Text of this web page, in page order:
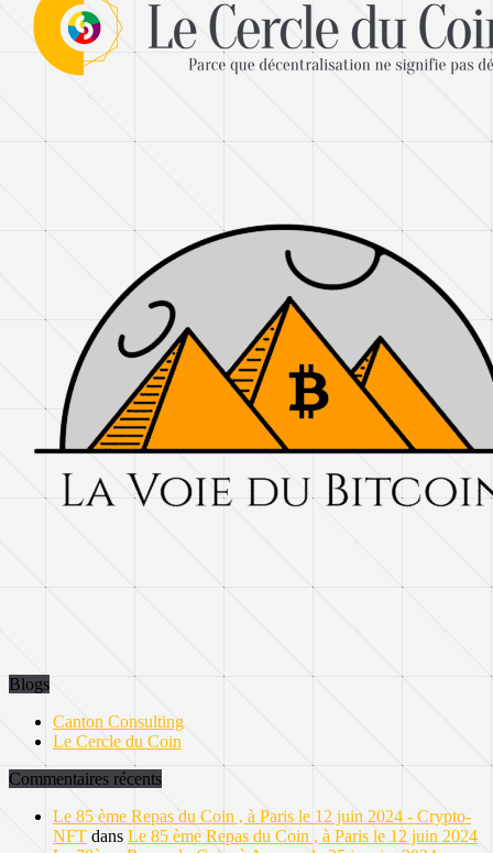
Blogs
Canton Consulting
Le Cercle du Coin
Commentaires récents
Le 85 ème Repas du Coin , à Paris le 12 juin 2024 - Crypto-
NFT dans Le 85 ème Repas du Coin , à Paris le 12 juin 2024